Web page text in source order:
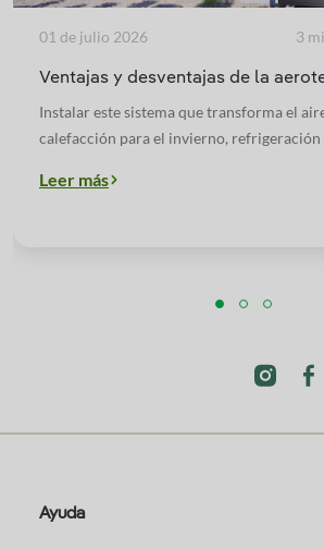
Ventajas y desventajas de la
Instalar este sistema que transforma el
calefacción para el invierno, refrigeración
consumo de energía en un edificio y
01 de julio 2026 3
Leer más
Ayuda